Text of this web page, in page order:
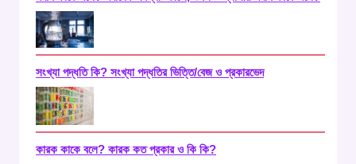
সংখ্যা পদ্ধতি কি? সংখ্যা পদ্ধতির ভিত্তি/বেজ ও প্রকারভেদ
কারক কাকে বলে? কারক কত প্রকার ও কি কি?